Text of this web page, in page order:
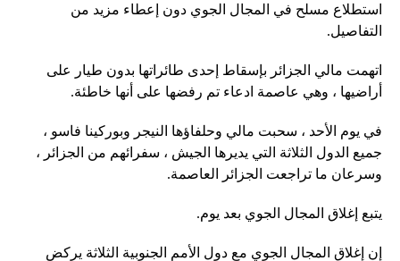
استطلاع مسلح في المجال الجوي دون إعطاء مزيد من
التفاصيل.
اتهمت مالي الجزائر بإسقاط إحدى طائراتها بدون طيار على
أراضيها ، وهي عاصمة ادعاء تم رفضها على أنها خاطئة.
في يوم الأحد ، سحبت مالي وحلفاؤها النيجر وبوركينا فاسو ،
جميع الدول الثلاثة التي يديرها الجيش ، سفرائهم من الجزائر ،
وسرعان ما تراجعت الجزائر العاصمة.
يتبع إغلاق المجال الجوي بعد يوم.
إن إغلاق المجال الجوي مع دول الأمم الجنوبية الثلاثة يركض